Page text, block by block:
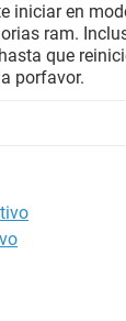
iniciar en
ram.
que
porfavor.